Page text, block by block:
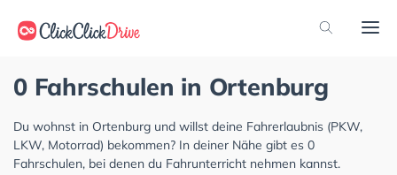
0 Fahrschulen in Ortenburg
Du wohnst in Ortenburg und willst deine Fahrerlaubnis (PKW,
LKW, Motorrad) bekommen? In deiner Nähe gibt es 0
Fahrschulen, bei denen du Fahrunterricht nehmen kannst.